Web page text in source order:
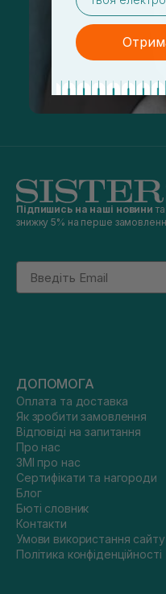
Підпишись на наші новини
знижку 5% на перше
Email
ДОПОМОГА
Оплата та доставка
Як зробити замовлення
Відповіді на запитання
Про нас
ЗМІ про нас
Сертифікати та нагороди
Блог
Бюті словник
Контакти
Умови використання сайту
Політика конфіденційності